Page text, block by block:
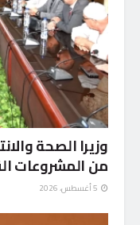
وزيرا الصحة
من المشروعات